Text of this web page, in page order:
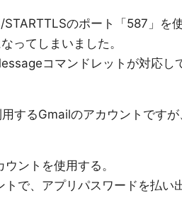
のポート「587」を使
ってしまいました。
コマンドレットが対応し
するGmailのアカウントです
ントを使用する。
で、アプリパスワードを払い